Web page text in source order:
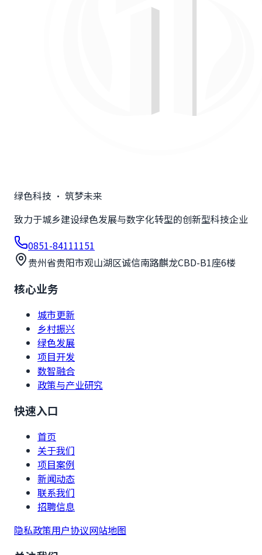
绿色科技 · 筑梦未来
致力于城乡建设绿色发展与数字化转型的创新型科技企业
0851-84111151
贵州省贵阳市观山湖区诚信南路麒龙CBD-B1座6楼
核心业务
城市更新
乡村振兴
绿色发展
项目开发
数智融合
政策与产业研究
快速入口
首页
关于我们
项目案例
新闻动态
联系我们
招聘信息
隐私政策用户协议网站地图